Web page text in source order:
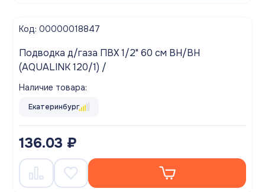
Код: 00000018847
Подводка д/газа ПВХ 1/2" 60 см ВН/ВН
(AQUALINK 120/1) /
Наличие товара:
Екатеринбург
136.03 ₽